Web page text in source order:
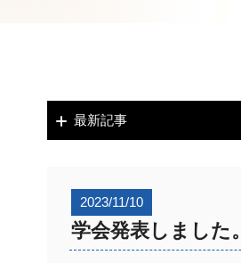
最新記事
2023/11/10
学会発表しました。